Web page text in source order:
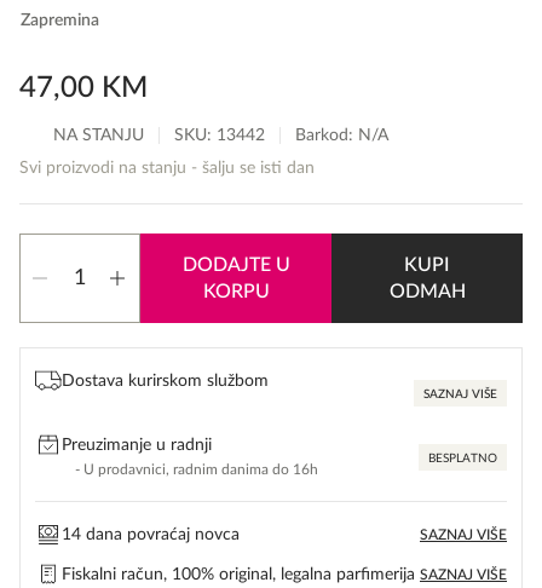
Zapremina
47,00 KM
NA STANJU SKU: 13442
Barkod: N/A
Svi proizvodi na stanju - šalju se isti dan
Campbell
A
Porter
količina
DODAJTE U
KORPU
KUPI
ODMAH
Dostava kurirskom službom
SAZNAJ VIŠE
Preuzimanje u radnji
- U prodavnici, radnim danima do 16h
BESPLATNO
14 dana povraćaj novca SAZNAJ VIŠE
Fiskalni račun, 100% original, legalna parfimerija SAZNAJ VIŠE